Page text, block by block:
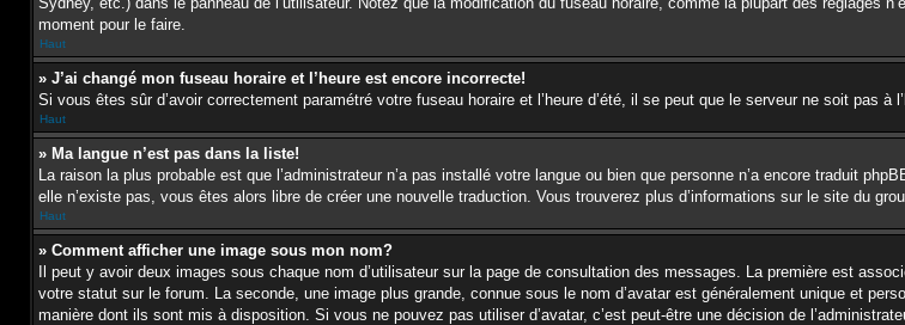
moment pour le faire.
Haut
» J’ai changé mon fuseau horaire et l’heure est encore incorrecte!
Si vous êtes sûr d’avoir correctement paramétré votre fuseau horaire et l’heure d’été, il se peut que le serveur ne soit pas à
Haut
» Ma langue n’est pas dans la liste!
La raison la plus probable est que l’administrateur n’a pas installé votre langue ou bien que personne n’a encore traduit
elle n’existe pas, vous êtes alors libre de créer une nouvelle traduction. Vous trouverez plus d’informations sur le site du
Haut
» Comment afficher une image sous mon nom?
Il peut y avoir deux images sous chaque nom d’utilisateur sur la page de consultation des messages. La première est
votre statut sur le forum. La seconde, une image plus grande, connue sous le nom d’avatar est généralement unique et
manière dont ils sont mis à disposition. Si vous ne pouvez pas utiliser d’avatar, c’est peut-être une décision de